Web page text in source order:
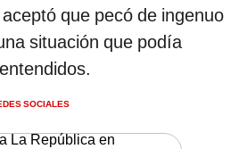
que pecó de ingenuo
situación que podía
SOCIALES
La República en